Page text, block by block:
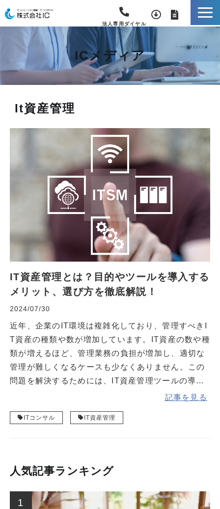
法人専用ダイヤル
ICメディア
It資産管理
IT資産管理とは？目的やツールを導入する
メリット、選び方を徹底解説！
2024/07/30
近年、企業のIT環境は複雑化しており、管理すべきI
T資産の種類や数が増加しています。IT資産の数や種
類が増えるほど、管理業務の負担が増加し、適切な
管理が難しくなるケースも少なくありません。この
問題を解決するためには、IT資産管理ツールの導入
が効果的です。本記事では、IT資産管理の目的や
します。
記事を見る
ITコンサル IT資産管理
人気記事ランキング
1